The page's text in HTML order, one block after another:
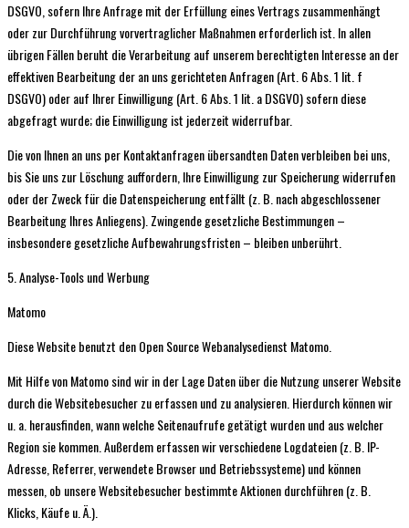
DSGVO, sofern Ihre Anfrage mit der Erfüllung eines Vertrags zusammenhängt
oder zur Durchführung vorvertraglicher Maßnahmen erforderlich ist. In allen
übrigen Fällen beruht die Verarbeitung auf unserem berechtigten Interesse an der
effektiven Bearbeitung der an uns gerichteten Anfragen (Art. 6 Abs. 1 lit. f
DSGVO) oder auf Ihrer Einwilligung (Art. 6 Abs. 1 lit. a DSGVO) sofern diese
abgefragt wurde; die Einwilligung ist jederzeit widerrufbar.
Die von Ihnen an uns per Kontaktanfragen übersandten Daten verbleiben bei uns,
bis Sie uns zur Löschung auffordern, Ihre Einwilligung zur Speicherung widerrufen
oder der Zweck für die Datenspeicherung entfällt (z. B. nach abgeschlossener
Bearbeitung Ihres Anliegens). Zwingende gesetzliche Bestimmungen –
insbesondere gesetzliche Aufbewahrungsfristen – bleiben unberührt.
5. Analyse-Tools und Werbung
Matomo
Diese Website benutzt den Open Source Webanalysedienst Matomo.
Mit Hilfe von Matomo sind wir in der Lage Daten über die Nutzung unserer Website
durch die Websitebesucher zu erfassen und zu analysieren. Hierdurch können wir
u. a. herausfinden, wann welche Seitenaufrufe getätigt wurden und aus welcher
Region sie kommen. Außerdem erfassen wir verschiedene Logdateien (z. B. IP-
Adresse, Referrer, verwendete Browser und Betriebssysteme) und können
messen, ob unsere Websitebesucher bestimmte Aktionen durchführen (z. B.
Klicks, Käufe u. Ä.).